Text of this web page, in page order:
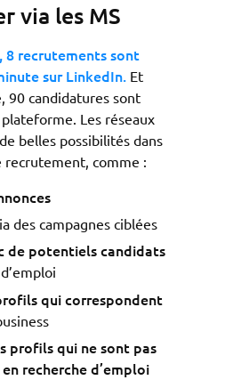
via les MS
8 recrutements sont
sur LinkedIn. Et
90 candidatures sont
Les réseaux
belles possibilités dans
recrutement, comme :
des campagnes ciblées
de potentiels candidats
qui correspondent
profils qui ne sont pas
en recherche d’emploi